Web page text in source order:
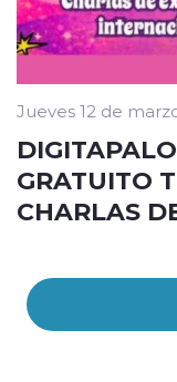
Jueves 12 de
GRATUITO
CHARLAS